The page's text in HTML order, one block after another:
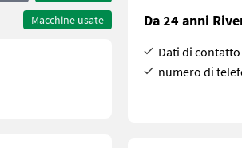
Macchine usate Da 24 anni
Dati di
numero di